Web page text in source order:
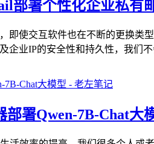
部署个性化企业私有
即使交互软件也在不断的更换类
企业IP的安全性和持久性，我们
署Qwen-7B-Chat大